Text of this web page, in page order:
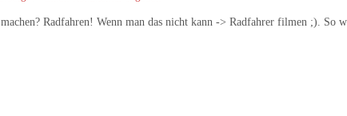
Radfahren! Wenn man das nicht kann -> Radfahrer filmen ;). So